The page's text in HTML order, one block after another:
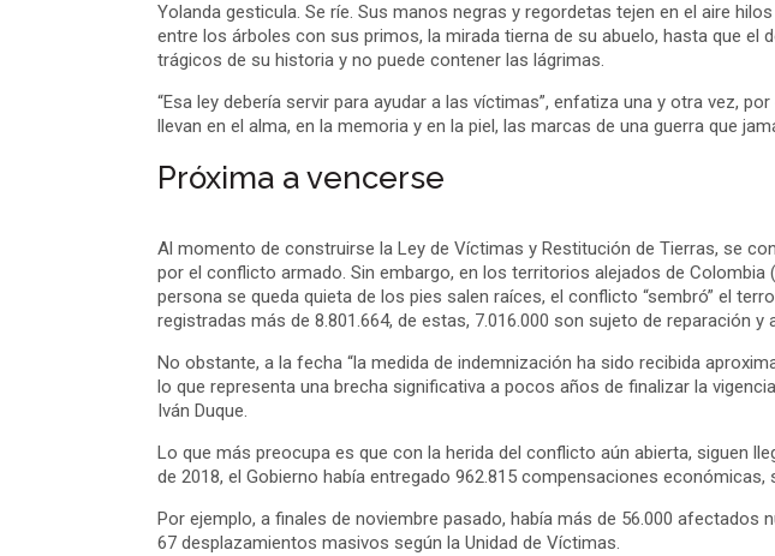
Yolanda gesticula. Se ríe. Sus manos negras y regordetas tejen en el aire
entre los árboles con sus primos, la mirada tierna de su abuelo, hasta que
trágicos de su historia y no puede contener las lágrimas.
“Esa ley debería servir para ayudar a las víctimas”, enfatiza una y otra vez,
llevan en el alma, en la memoria y en la piel, las marcas de una guerra que
Próxima a vencerse
Al momento de construirse la Ley de Víctimas y Restitución de Tierras, se
por el conflicto armado. Sin embargo, en los territorios alejados de
persona se queda quieta de los pies salen raíces, el conflicto “sembró” el
registradas más de 8.801.664, de estas, 7.016.000 son sujeto de reparación y
No obstante, a la fecha “la medida de indemnización ha sido recibida
lo que representa una brecha significativa a pocos años de finalizar la
Iván Duque.
Lo que más preocupa es que con la herida del conflicto aún abierta, siguen
de 2018, el Gobierno había entregado 962.815 compensaciones económicas,
Por ejemplo, a finales de noviembre pasado, había más de 56.000
67 desplazamientos masivos según la Unidad de Víctimas.